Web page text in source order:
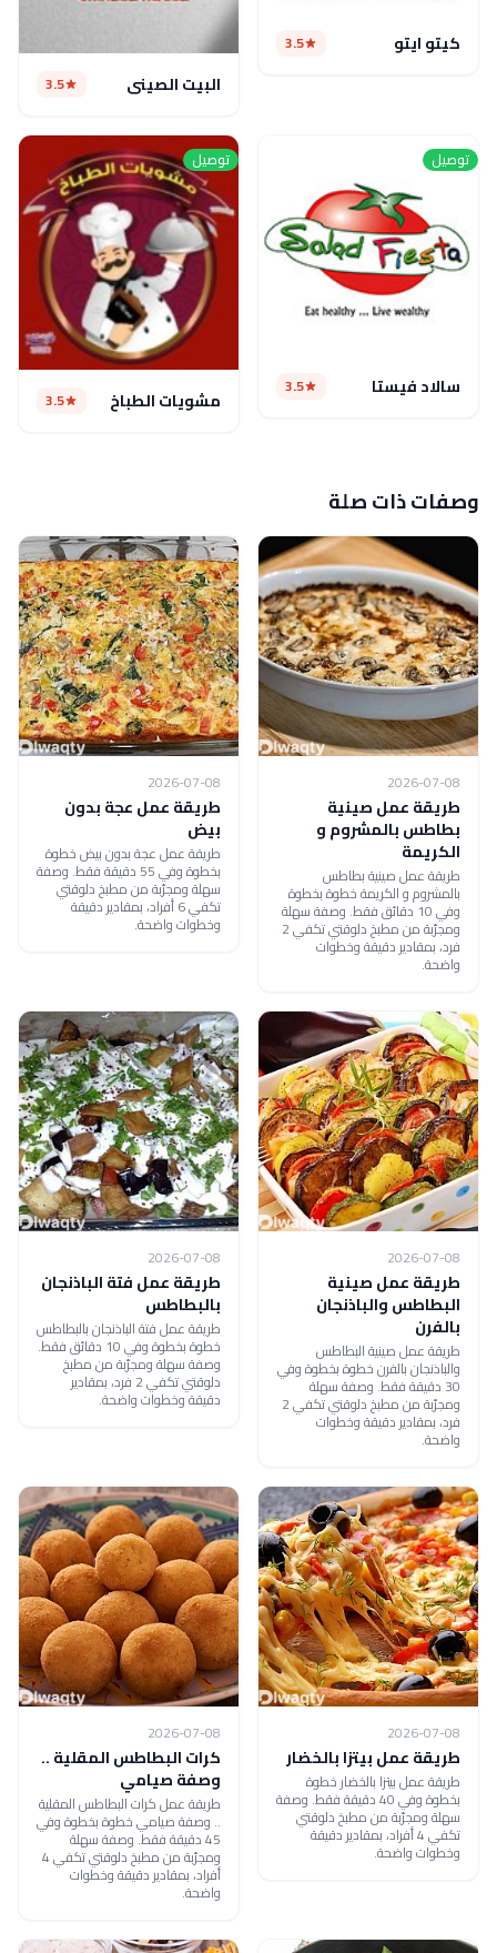
كيتو ايتو 3.5
البيت الصيني 3.5
توصيل
سالاد فيستا 3.5
توصيل
مشويات الطباخ 3.5
وصفات ذات صلة
2026-07-08
طريقة عمل صينية
بطاطس بالمشروم و
الكريمة
طريقة عمل صينية بطاطس
بالمشروم و الكريمة خطوة بخطوة
وفي 10 دقائق فقط. وصفة سهلة
ومجرّبة من مطبخ دلوقتي تكفي 2
فرد، بمقادير دقيقة وخطوات
واضحة.
2026-07-08
طريقة عمل عجة بدون
بيض
طريقة عمل عجة بدون بيض خطوة
بخطوة وفي 55 دقيقة فقط. وصفة
سهلة ومجرّبة من مطبخ دلوقتي
تكفي 6 أفراد، بمقادير دقيقة
وخطوات واضحة.
2026-07-08
طريقة عمل صينية
البطاطس والباذنجان
بالفرن
طريقة عمل صينية البطاطس
والباذنجان بالفرن خطوة بخطوة وفي
30 دقيقة فقط. وصفة سهلة
ومجرّبة من مطبخ دلوقتي تكفي 2
فرد، بمقادير دقيقة وخطوات
واضحة.
2026-07-08
طريقة عمل فتة الباذنجان
بالبطاطس
طريقة عمل فتة الباذنجان بالبطاطس
خطوة بخطوة وفي 10 دقائق فقط.
وصفة سهلة ومجرّبة من مطبخ
دلوقتي تكفي 2 فرد، بمقادير
دقيقة وخطوات واضحة.
2026-07-08
طريقة عمل بيتزا بالخضار
طريقة عمل بيتزا بالخضار خطوة
بخطوة وفي 40 دقيقة فقط. وصفة
سهلة ومجرّبة من مطبخ دلوقتي
تكفي 4 أفراد، بمقادير دقيقة
وخطوات واضحة.
2026-07-08
كرات البطاطس المقلية ..
وصفة صيامي
طريقة عمل كرات البطاطس المقلية
.. وصفة صيامي خطوة بخطوة وفي
45 دقيقة فقط. وصفة سهلة
ومجرّبة من مطبخ دلوقتي تكفي 4
أفراد، بمقادير دقيقة وخطوات
واضحة.